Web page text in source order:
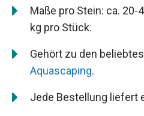
Maße pro Stein: ca. 20-
kg pro Stück.
Gehört zu den
Aquascaping.
Jede Bestellung liefert